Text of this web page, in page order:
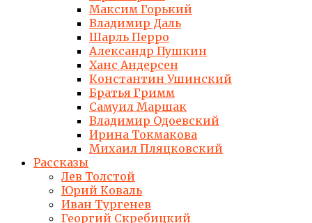
Максим Горький
Владимир Даль
Шарль Перро
Александр Пушкин
Ханс Андерсен
Константин Ушинский
Братья Гримм
Самуил Маршак
Владимир Одоевский
Ирина Токмакова
Михаил Пляцковский
Рассказы
Лев Толстой
Юрий Коваль
Иван Тургенев
Георгий Скребицкий